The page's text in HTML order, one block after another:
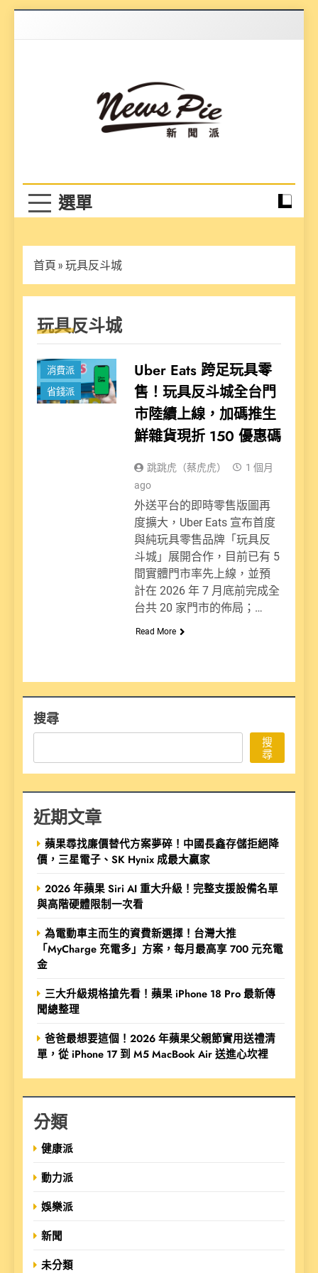
首頁 » 玩具反斗城
玩具反斗城
消費派
省錢派
Uber Eats 跨足玩具零
售！玩具反斗城全台門
市陸續上線，加碼推生
鮮雜貨現折 150 優惠碼
跳跳虎（蔡虎虎）
1 個月
ago
外送平台的即時零售版圖再
度擴大，Uber Eats 宣布首度
與純玩具零售品牌「玩具反
斗城」展開合作，目前已有 5
間實體門市率先上線，並預
計在 2026 年 7 月底前完成全
台共 20 家門市的佈局；…
Read More
搜尋
搜
尋
近期文章
蘋果尋找廉價替代方案夢碎！中國長鑫存儲拒絕降
價，三星電子、SK Hynix 成最大贏家
2026 年蘋果 Siri AI 重大升級！完整支援設備名單
與高階硬體限制一次看
為電動車主而生的資費新選擇！台灣大推
「MyCharge 充電多」方案，每月最高享 700 元充電
金
三大升級規格搶先看！蘋果 iPhone 18 Pro 最新傳
聞總整理
爸爸最想要這個！2026 年蘋果父親節實用送禮清
單，從 iPhone 17 到 M5 MacBook Air 送進心坎裡
分類
健康派
動力派
娛樂派
新聞
未分類